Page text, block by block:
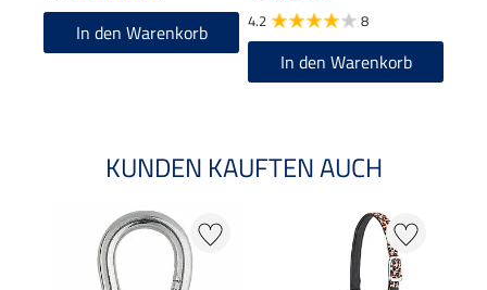
In den Warenkorb 4.2 8
In den Warenkorb
KUNDEN KAUFTEN AUCH